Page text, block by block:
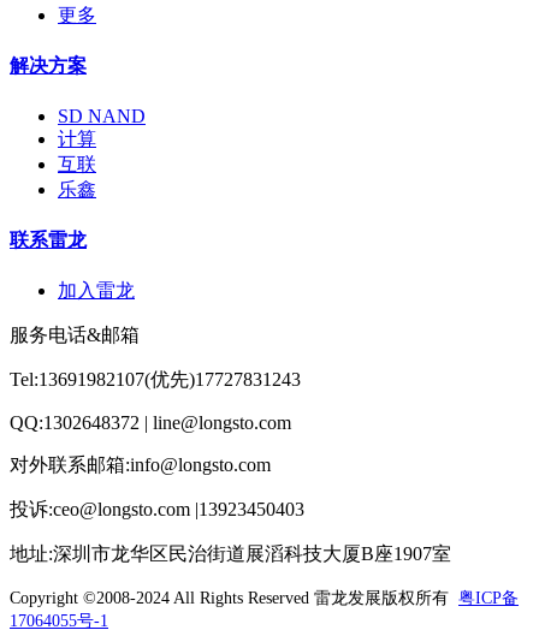
更多
解决方案
SD NAND
计算
互联
乐鑫
联系雷龙
加入雷龙
服务电话&邮箱
Tel:13691982107(优先)17727831243
QQ:1302648372 | line@longsto.com
对外联系邮箱:info@longsto.com
投诉:ceo@longsto.com |13923450403
地址:深圳市龙华区民治街道展滔科技大厦B座1907室
Copyright ©2008-2024 All Rights Reserved 雷龙发展版权所有 粤ICP备
17064055号-1